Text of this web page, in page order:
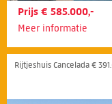
Prijs € 585.000,-
Meer informatie
Rijtjeshuis Cancelada €